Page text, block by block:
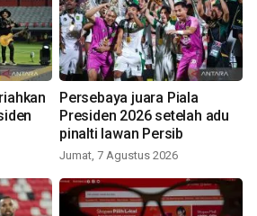
Persebaya juara Piala
Presiden 2026 setelah adu
pinalti lawan Persib
Jumat, 7 Agustus 2026